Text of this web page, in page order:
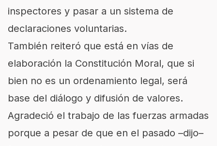
inspectores y pasar a un sistema de
declaraciones voluntarias.
También reiteró que está en vías de
elaboración la Constitución Moral, que si
bien no es un ordenamiento legal, será
base del diálogo y difusión de valores.
Agradeció el trabajo de las fuerzas armadas
porque a pesar de que en el pasado –dijo–